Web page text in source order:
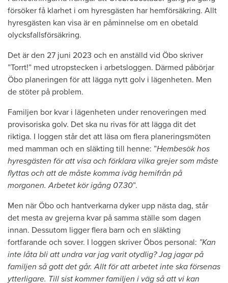
försöker få klarhet i om hyresgästen har hemförsäkring. Allt
hyresgästen kan visa är en påminnelse om en obetald
olycksfallsförsäkring.
Det är den 27 juni 2023 och en anställd vid Öbo skriver
”Torrt!” med utropstecken i arbetsloggen. Därmed påbörjar
Öbo planeringen för att lägga nytt golv i lägenheten. Men
de stöter på problem.
Familjen bor kvar i lägenheten under renoveringen med
provisoriska golv. Det ska nu rivas för att lägga dit det
riktiga. I loggen står det att läsa om flera planeringsmöten
med mamman och en släkting till henne: ”Hembesök hos
hyresgästen för att visa och förklara vilka grejer som måste
flyttas och att de måste komma iväg hemifrån på
morgonen. Arbetet kör igång 07.30”.
Men när Öbo och hantverkarna dyker upp nästa dag, står
det mesta av grejerna kvar på samma ställe som dagen
innan. Dessutom ligger flera barn och en släkting
fortfarande och sover. I loggen skriver Öbos personal: ”Kan
inte låta bli att undra var jag varit otydlig? Jag jagar på
familjen så gott det går. Allt för att arbetet inte ska försenas
ytterligare. Till sist kommer familjen i väg så att vi kan